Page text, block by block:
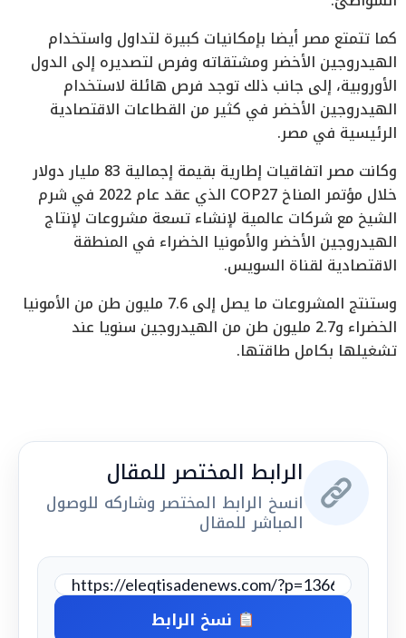
كما تتمتع مصر أيضا بإمكانيات كبيرة لتداول واستخدام
الهيدروجين الأخضر ومشتقاته وفرص لتصديره إلى الدول
الأوروبية، إلى جانب ذلك توجد فرص هائلة لاستخدام
الهيدروجين الأخضر في كثير من القطاعات الاقتصادية
الرئيسية في مصر.
وكانت مصر اتفاقيات إطارية بقيمة إجمالية 83 مليار دولار
خلال مؤتمر المناخ COP27 الذي عقد عام 2022 في شرم
الشيخ مع شركات عالمية لإنشاء تسعة مشروعات لإنتاج
الهيدروجين الأخضر والأمونيا الخضراء في المنطقة
الاقتصادية لقناة السويس.
وستنتج المشروعات ما يصل إلى 7.6 مليون طن من الأمونيا
الخضراء و2.7 مليون طن من الهيدروجين سنويا عند
تشغيلها بكامل طاقتها.
الرابط المختصر للمقال
انسخ الرابط المختصر وشاركه للوصول
المباشر للمقال
نسخ الرابط